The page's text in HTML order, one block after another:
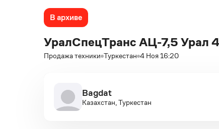
В архиве
УралСпецТранс АЦ-7,5 Урал
Продажа техники Туркестан 4 Ноя 16:20
Bagdat
Казахстан, Туркестан